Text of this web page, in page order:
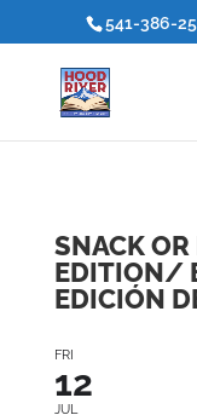
541-386-
SNACK OR
EDITION/
EDICIÓN
FRI
12
JUL